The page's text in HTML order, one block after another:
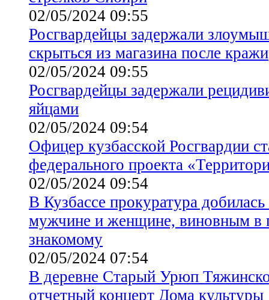
02/05/2024 09:55
Росгвардейцы задержали
скрыться из магазина после кражи
02/05/2024 09:55
Росгвардейцы задержали
яйцами
02/05/2024 09:54
Офицер кузбасской Росгвардии
федерального проекта
02/05/2024 09:54
В Кузбассе прокуратура
мужчине и женщине, виновным в
знакомому
02/05/2024 07:54
В деревне Старый Урюп
отчетный концерт Дома культуры